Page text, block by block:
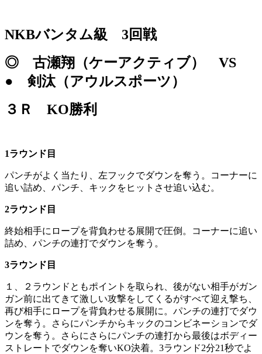
NKBバンタム級 3回戦
◎ 古瀬翔（ケーアクティブ） VS
● 剣汰（アウルスポーツ）
３Ｒ KO勝利
1ラウンド目
パンチがよく当たり、左フックでダウンを奪う。コーナーに
追い詰め、パンチ、キックをヒットさせ追い込む。
2ラウンド目
終始相手にロープを背負わせる展開で圧倒。コーナーに追い
詰め、パンチの連打でダウンを奪う。
3ラウンド目
１、２ラウンドともポイントを取られ、後がない相手がガン
ガン前に出てきて激しい攻撃をしてくるがすべて迎え撃ち、
再び相手にロープを背負わせる展開に。パンチの連打でダウ
ンを奪う。さらにパンチからキックのコンビネーションでダ
ウンを奪う。さらにさらにパンチの連打から最後はボディー
ストレートでダウンを奪いKO決着。3ラウンド2分21秒でよ